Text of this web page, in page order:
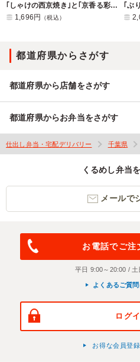
｢しゃけの西京焼き｣と｢京香る彩野菜とカモ｣の二段重
1,696円
（税込）
都道府県からさがす
都道府県から店舗をさがす
都道府県からお弁当をさがす
仕出し弁当・宅配デリバリー 千葉県
くるめし弁当
メールで
お電話でご注
平日 9:00～20:00 /
よくあるご質
ログ
お得な会員登